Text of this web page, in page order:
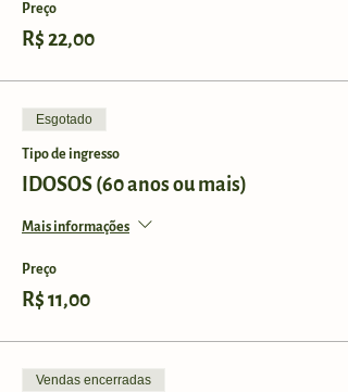
Preço
R$ 22,00
Esgotado
Tipo de ingresso
IDOSOS (60 anos ou mais)
Mais informações
Preço
R$ 11,00
Vendas encerradas